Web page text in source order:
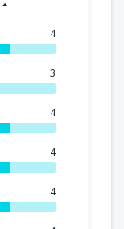
4
3
4
4
4